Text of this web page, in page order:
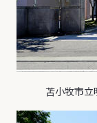
苫小牧市立